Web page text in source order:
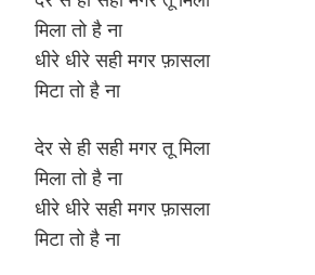
मिला तो है ना
धीरे धीरे सही मगर फ़ासला
मिटा तो है ना
देर से ही सही मगर तू मिला
मिला तो है ना
धीरे धीरे सही मगर फ़ासला
मिटा तो है ना